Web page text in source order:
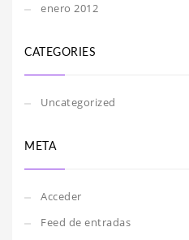
enero 2012
CATEGORIES
Uncategorized
META
Acceder
Feed de entradas